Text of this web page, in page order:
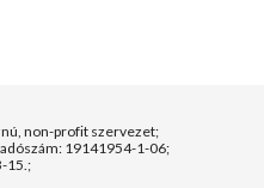
non-profit szervezet;
19141954-1-06;
15.;